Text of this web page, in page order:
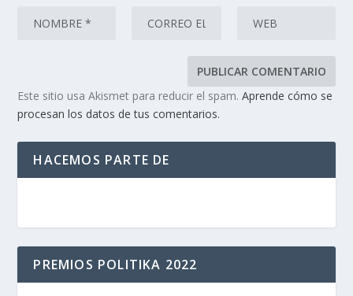
Este sitio usa Akismet para reducir el spam.Aprende cómo se
procesan los datos de tus comentarios.
HACEMOS PARTE DE
PREMIOS POLITIKA 2022